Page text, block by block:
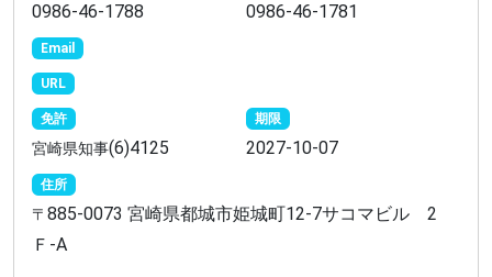
0986-46-1788 0986-46-1781
Email
URL
免許
宮崎県知事(6)4125
期限
2027-10-07
住所
〒 885-0073 宮崎県都城市姫城町12-7サコマビル 2
Ｆ-A